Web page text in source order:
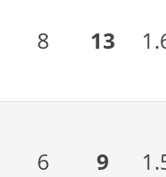
8 13
6 9